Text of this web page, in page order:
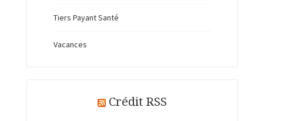
Tiers Payant Santé
Vacances
Crédit RSS